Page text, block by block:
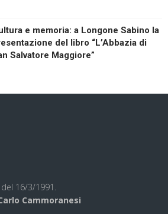
e memoria: a Longone Sabino la
del libro “L’Abbazia di
Salvatore Maggiore”
del 16/3/1991.
Cammoranesi